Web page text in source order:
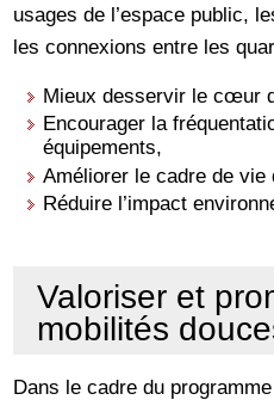
usages de l’espace public,
les connexions entre les
Mieux desservir le cœur
Encourager la
équipements,
Améliorer le cadre de vie
Réduire l’impact
Valoriser et
mobilités
Dans le cadre du